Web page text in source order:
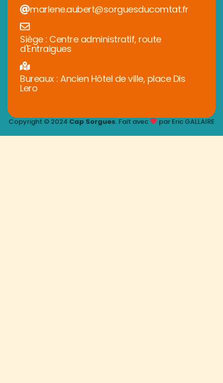
marlene.aubert@sorguesducomtat.fr
Siège : Centre administratif, route
d'Entraigues
Bureaux : Ancien Hôtel de ville, place Dis
Lero
Copyright © 2024 Cap Sorgues. Fait avec par Eric GALLAIRE